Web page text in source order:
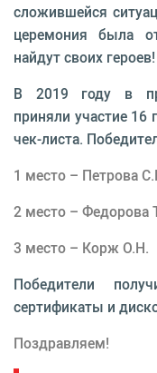
сложившейся
церемония была
найдут своих героев!
В 2019 году в
приняли участие 16
чек-листа.
1 место – Петрова
2 место – Федорова
3 место – Корж О.Н.
Победители
сертификаты и
Поздравляем!